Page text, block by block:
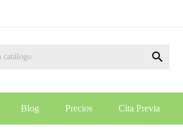

Blog Precios Cita Previa